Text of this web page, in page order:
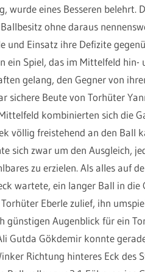
wurde eines Besseren belehrt.
ohne daraus
und Einsatz ihre Defizite
ein Spiel, das im Mittelfeld hin-
gelang, den Gegner von
sichere Beute von Torhüter
kombinierten sich die
völlig freistehend an den Ball
sich zwar um den Ausgleich,
zu erzielen. Als alles auf
wartete, ein langer Ball in die
Eberle zulief, ihn
günstigen Augenblick für ein
Gutda Gökdemir konnte
Richtung hinteres Eck des